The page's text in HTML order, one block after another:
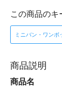
この商品のキ
ミニバン・ワンボ
商品説明
商品名